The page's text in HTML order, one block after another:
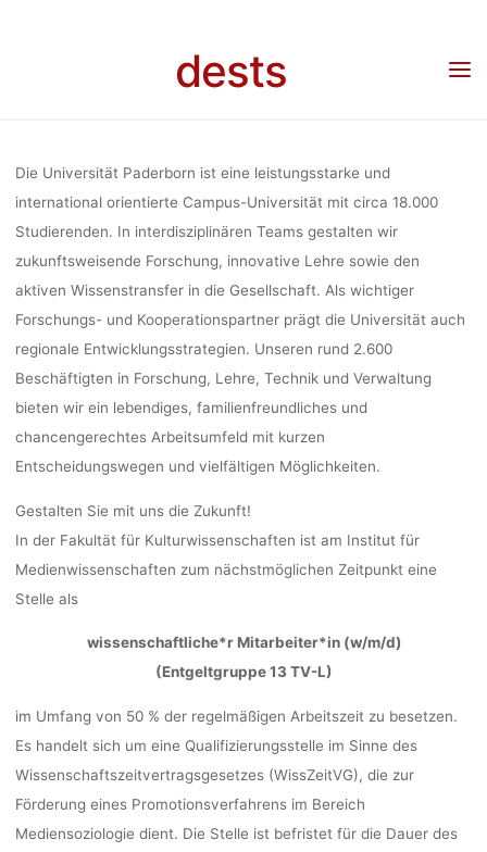
dests
Ronja Rieger 11. Oktober 2023
Stellenangebot: wiss. Mitarbeiter*in (50%, 3 Jahre) in der
Die Universität Paderborn ist eine leistungsstarke und
international orientierte Campus-Universität mit circa 18.000
Studierenden. In interdisziplinären Teams gestalten wir
zukunftsweisende Forschung, innovative Lehre sowie den
aktiven Wissenstransfer in die Gesellschaft. Als wichtiger
Forschungs- und Kooperationspartner prägt die Universität auch
regionale Entwicklungsstrategien. Unseren rund 2.600
Beschäftigten in Forschung, Lehre, Technik und Verwaltung
bieten wir ein lebendiges, familienfreundliches und
chancengerechtes Arbeitsumfeld mit kurzen
Entscheidungswegen und vielfältigen Möglichkeiten.
Gestalten Sie mit uns die Zukunft!
In der Fakultät für Kulturwissenschaften ist am Institut für
Medienwissenschaften zum nächstmöglichen Zeitpunkt eine
Stelle als
wissenschaftliche*r Mitarbeiter*in (w/m/d)
(Entgeltgruppe 13 TV-L)
im Umfang von 50 % der regelmäßigen Arbeitszeit zu besetzen.
Es handelt sich um eine Qualifizierungsstelle im Sinne des
Wissenschaftszeitvertragsgesetzes (WissZeitVG), die zur
Förderung eines Promotionsverfahrens im Bereich
Mediensoziologie dient. Die Stelle ist befristet für die Dauer des